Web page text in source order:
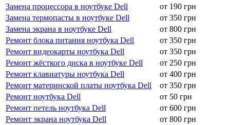
Замена процессора в ноутбуке Dell
от 190 грн
Замена термопасты в ноутбуке Dell
от 350 грн
Замена экрана в ноутбуке Dell
от 800 грн
Ремонт блока питания ноутбука Dell
от 350 грн
Ремонт видеокарты ноутбука Dell
от 350 грн
Ремонт жёсткого диска в ноутбуке Dell
от 250 грн
Ремонт клавиатуры ноутбука Dell
от 400 грн
Ремонт материнской платы ноутбука Dell
от 350 грн
Ремонт ноутбука Dell
от 50 грн
Ремонт петель ноутбука Dell
от 600 грн
Ремонт экрана ноутбука Dell
от 800 грн